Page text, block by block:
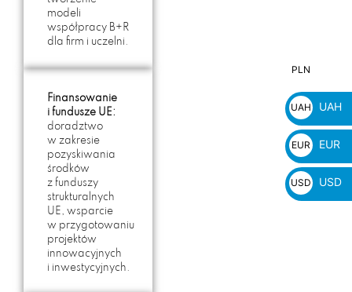
modeli
współpracy B+R
dla firm i uczelni.
Finansowanie
i fundusze UE:
doradztwo
w zakresie
pozyskiwania
środków
z funduszy
strukturalnych
UE, wsparcie
w przygotowaniu
projektów
innowacyjnych
i inwestycyjnych.
PLN
zł
UAH
₴
UAH
EUR
€
EUR
USD
$
USD